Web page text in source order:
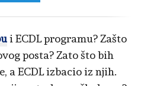
i ECDL programu? Zašto
posta? Zato što bih
a ECDL izbacio iz njih.